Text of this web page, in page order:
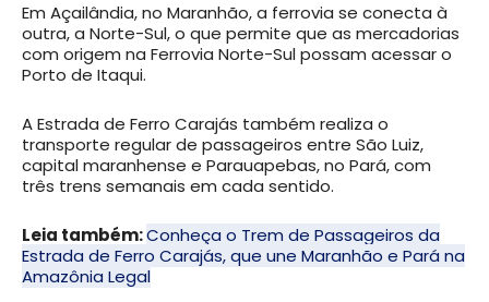
Em Açailândia, no Maranhão, a ferrovia se conecta à
outra, a Norte-Sul, o que permite que as mercadorias
com origem na Ferrovia Norte-Sul possam acessar o
Porto de Itaqui.
A Estrada de Ferro Carajás também realiza o
transporte regular de passageiros entre São Luiz,
capital maranhense e Parauapebas, no Pará, com
três trens semanais em cada sentido.
Leia também:Conheça o Trem de Passageiros da
Estrada de Ferro Carajás, que une Maranhão e Pará na
Amazônia Legal